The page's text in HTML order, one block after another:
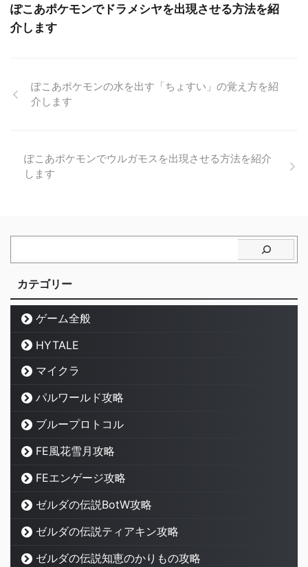
ぽこあポケモンでドラメシヤを出現させる方法を紹
介します
ぽこあポケモンの水を出す「ちょすい」の覚え方を紹
介します
ぽこあポケモンでウルガモスを出現させる方法を紹介
します
カテゴリー
ゲーム全般
HYTALE
マイクラ
パルワールド攻略
ブループロトコル
FE風花雪月攻略
FEエンゲージ攻略
ゼルダの伝説BotW攻略
ゼルダの伝説ティアキン攻略
ゼルダの伝説知恵のかりもの攻略